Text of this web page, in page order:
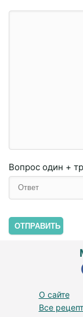
Вопрос один +
ОТПРАВИТЬ
О сайте
Все